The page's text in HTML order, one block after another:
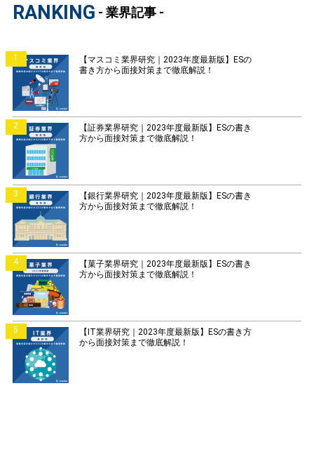
RANKING - 業界記事 -
1
【マスコミ業界研究｜2023年度最新版】ESの
書き方から面接対策まで徹底解説！
2
【証券業界研究｜2023年度最新版】ESの書き
方から面接対策まで徹底解説！
3
【銀行業界研究｜2023年度最新版】ESの書き
方から面接対策まで徹底解説！
4
【菓子業界研究｜2023年度最新版】ESの書き
方から面接対策まで徹底解説！
5
【IT業界研究｜2023年度最新版】ESの書き方
から面接対策まで徹底解説！